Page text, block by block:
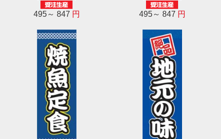
495～ 847 円 495～ 847 円